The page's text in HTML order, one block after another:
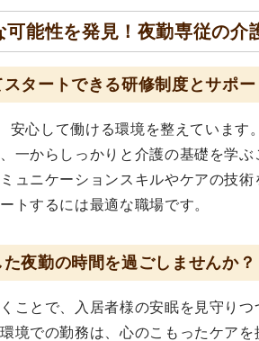
能性を発見！夜勤専従の介
タートできる研修制度とサポー
安心して働ける環境を整えています
一からしっかりと介護の基礎を学ぶ
ュニケーションスキルやケアの技
トするには最適な職場です。
夜勤の時間を過ごしませんか？
ことで、入居者様の安眠を見守り
境での勤務は、心のこもったケアを